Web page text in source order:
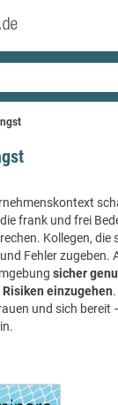
frank und frei
Kollegen, die
Fehler zugeben.
sicher
einzugehen
und sich